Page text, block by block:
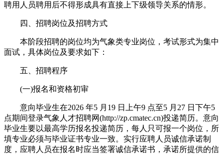
聘用人员聘用后不得形成具有直接上下级领导关系的情形。
四、招聘岗位及招聘方式
本阶段招聘的岗位均为气象类专业岗位，考试形式为集中
面试，具体岗位及要求如下：
五、招聘程序
(一)报名和资格初审
意向毕业生在2026 年5 月19 日上午9 点至5 月27 日下午5
点期间登录气象人才招聘网(http://zp.cmatec.cn)投递简历。意向
毕业生要以最高学历报名投递简历，每人只可报一个岗位，所
填专业必须与毕业证书专业一致。实行应聘人员诚信承诺制
度，应聘人员在报名时应当签署诚信承诺书，承诺所提供的信